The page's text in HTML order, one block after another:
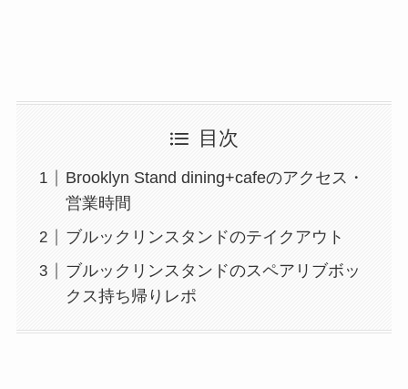
目次
Brooklyn Stand dining+cafeのアクセス・
営業時間
ブルックリンスタンドのテイクアウト
ブルックリンスタンドのスペアリブボッ
クス持ち帰りレポ